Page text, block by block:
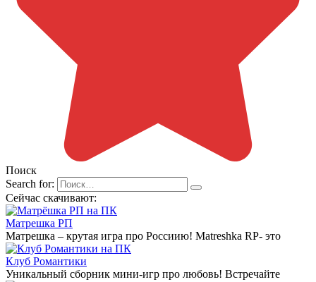
Поиск
Search for:
Сейчас скачивают:
Матрешка РП
Матрешка – крутая игра про Россиию! Matreshka RP- это
Клуб Романтики
Уникальный сборник мини-игр про любовь! Встречайте